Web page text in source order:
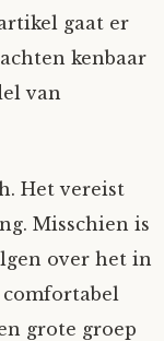
gaat er
kenbaar
van
Het vereist
Misschien is
over het in
comfortabel
grote groep